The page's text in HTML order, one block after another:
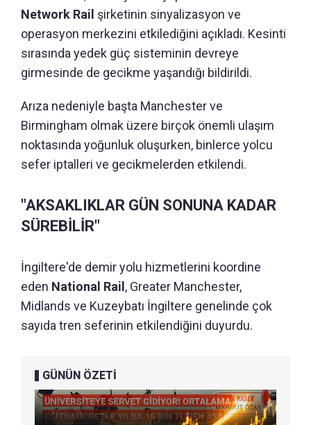
Network Rail şirketinin sinyalizasyon ve
operasyon merkezini etkilediğini açıkladı. Kesinti
sırasında yedek güç sisteminin devreye
girmesinde de gecikme yaşandığı bildirildi.
Arıza nedeniyle başta Manchester ve
Birmingham olmak üzere birçok önemli ulaşım
noktasında yoğunluk oluşurken, binlerce yolcu
sefer iptalleri ve gecikmelerden etkilendi.
"AKSAKLIKLAR GÜN SONUNA KADAR
SÜREBİLİR"
İngiltere'de demir yolu hizmetlerini koordine
eden National Rail , Greater Manchester,
Midlands ve Kuzeybatı İngiltere genelinde çok
sayıda tren seferinin etkilendiğini duyurdu.
GÜNÜN ÖZETİ